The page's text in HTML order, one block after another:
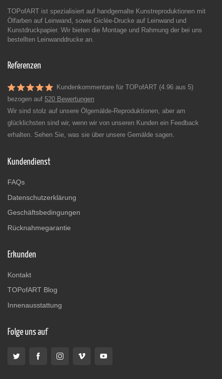
TOPofART ist spezialisiert auf handgemalte Kunstreproduktionen mit
Ölfarben auf Leinwand, sowie Giclée-Drucke auf Leinwand und
Kunstdruckpapier. Wir bieten die Montage und Rahmung der bei uns
bestellten Leinwanddrucke an.
Referenzen
Kundenkommentare für TOPofART (4.96 aus 5)
bezogen auf 520 Bewertungen
Wir sind stolz auf unsere Ölgemälde-Reproduktionen, aber am
glücklichsten sind wir, wenn wir von unseren Kunden ein Feedback
erhalten. Sehen Sie, was sie über unsere Gemälde sagen.
Kundendienst
FAQs
Datenschutzerklärung
Geschäftsbedingungen
Rücknahmegarantie
Erkunden
Kontakt
TOPofART Blog
Innenausstattung
Folge uns auf